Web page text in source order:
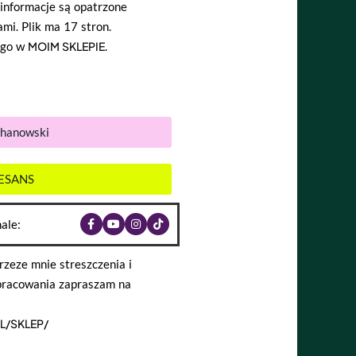
są opatrzone
Plik ma 17 stron.
w MOIM SKLEPIE.
mnie streszczenia i
zapraszam na
SKLEP/